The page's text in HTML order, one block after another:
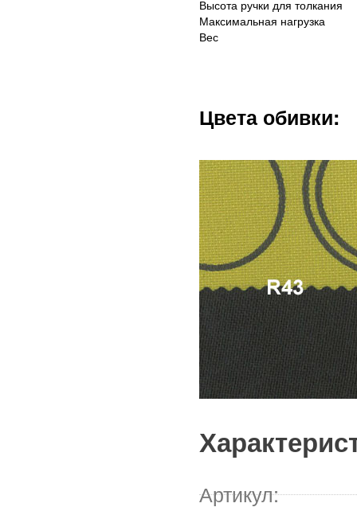
Высота ручки для толкания
Максимальная нагрузка
Вес
Цвета обивки:
Артикул: